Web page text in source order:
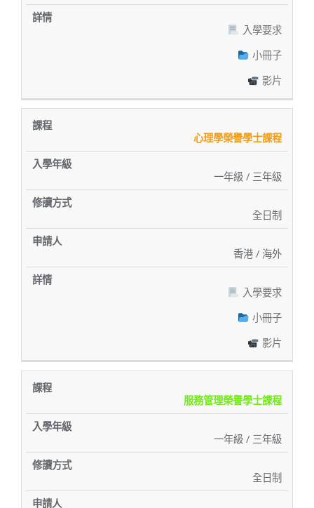
入學要求
小冊子
影片
心理學榮譽學士課程
一年級 / 三年級
全日制
香港 / 海外
入學要求
小冊子
影片
服務管理榮譽學士課程
一年級 / 三年級
全日制